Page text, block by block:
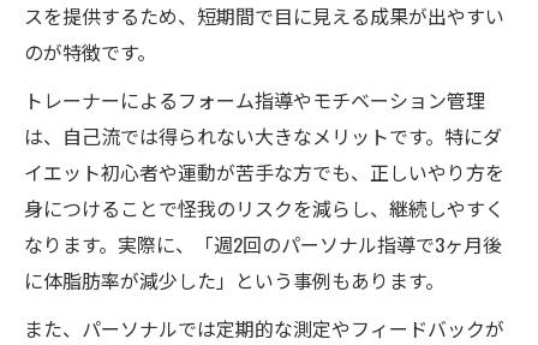
スを提供するため、短期間で目に見える成果が出やすい
のが特徴です。
トレーナーによるフォーム指導やモチベーション管理
は、自己流では得られない大きなメリットです。特にダ
イエット初心者や運動が苦手な方でも、正しいやり方を
身につけることで怪我のリスクを減らし、継続しやすく
なります。実際に、「週2回のパーソナル指導で3ヶ月後
に体脂肪率が減少した」という事例もあります。
また、パーソナルでは定期的な測定やフィードバックが